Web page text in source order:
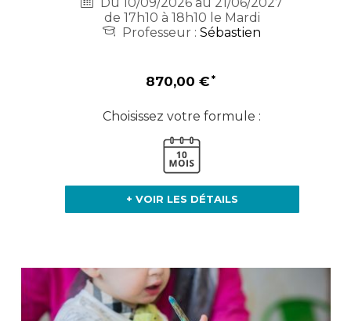
de 17h10 à 18h10 le Mardi
Professeur :Sébastien
870,00 €
Choisissez votre formule :
+ VOIR LES DÉTAILS